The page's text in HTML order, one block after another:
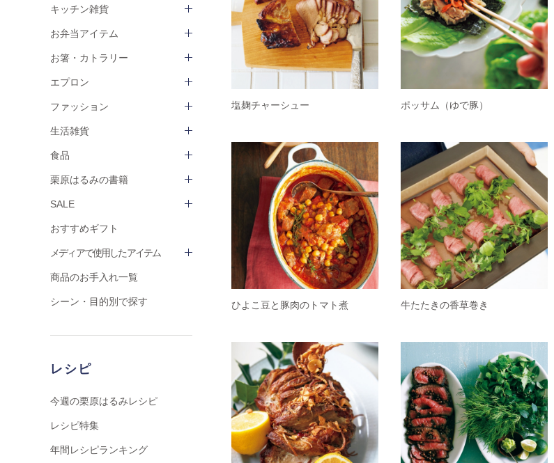
キッチン雑貨
お弁当アイテム
お箸・カトラリー
エプロン
ファッション
生活雑貨
食品
栗原はるみの書籍
SALE
おすすめギフト
メディアで使用したアイテム
商品のお手入れ一覧
シーン・目的別で探す
レシピ
今週の栗原はるみレシピ
レシピ特集
年間レシピランキング
塩麹チャーシュー ポッサム（ゆで豚）
ひよこ豆と豚肉のトマト煮 牛たたきの香草巻き